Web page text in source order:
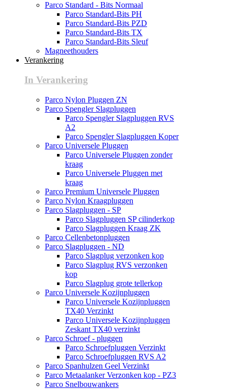
Parco Standard - Bits Normaal
Parco Standard-Bits PH
Parco Standard-Bits PZD
Parco Standard-Bits TX
Parco Standard-Bits Sleuf
Magneethouders
Verankering
In Verankering
Parco Nylon Pluggen ZN
Parco Spengler Slagpluggen
Parco Spengler Slagpluggen RVS
A2
Parco Spengler Slagpluggen Koper
Parco Universele Pluggen
Parco Universele Pluggen zonder
kraag
Parco Universele Pluggen met
kraag
Parco Premium Universele Pluggen
Parco Nylon Kraagpluggen
Parco Slagpluggen - SP
Parco Slagpluggen SP cilinderkop
Parco Slagpluggen Kraag ZK
Parco Cellenbetonpluggen
Parco Slagpluggen - ND
Parco Slagplug verzonken kop
Parco Slagplug RVS verzonken
kop
Parco Slagplug grote tellerkop
Parco Universele Kozijnpluggen
Parco Universele Kozijnpluggen
TX40 Verzinkt
Parco Universele Kozijnpluggen
Zeskant TX40 verzinkt
Parco Schroef - pluggen
Parco Schroefpluggen Verzinkt
Parco Schroefpluggen RVS A2
Parco Spanhulzen Geel Verzinkt
Parco Metaalanker Verzonken kop - PZ3
Parco Snelbouwankers